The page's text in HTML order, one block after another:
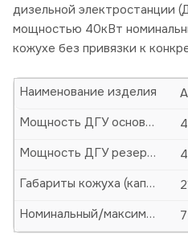
дизельной
мощностью 40кВт
кожухе без привязки к
Наименование изделия
Мощность ДГУ основная (кВт/кВА)
Мощность ДГУ резервная (кВт/кВА)
Габариты кожуха (капота)-ДхШхВ, мм
Номинальный/максимальный ток, А